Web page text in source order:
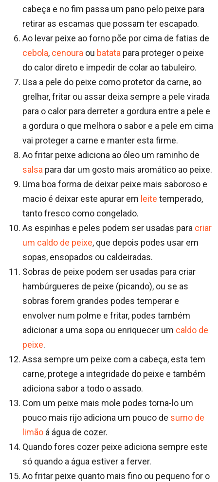
cabeça e no fim passa um pano pelo peixe para
retirar as escamas que possam ter escapado.
Ao levar peixe ao forno põe por cima de fatias de
cebola, cenoura ou batata para proteger o peixe
do calor direto e impedir de colar ao tabuleiro.
Usa a pele do peixe como protetor da carne, ao
grelhar, fritar ou assar deixa sempre a pele virada
para o calor para derreter a gordura entre a pele e
a gordura o que melhora o sabor e a pele em cima
vai proteger a carne e manter esta firme.
Ao fritar peixe adiciona ao óleo um raminho de
salsa para dar um gosto mais aromático ao peixe.
Uma boa forma de deixar peixe mais saboroso e
macio é deixar este apurar em leite temperado,
tanto fresco como congelado.
As espinhas e peles podem ser usadas para criar
um caldo de peixe, que depois podes usar em
sopas, ensopados ou caldeiradas.
Sobras de peixe podem ser usadas para criar
hambúrgueres de peixe (picando), ou se as
sobras forem grandes podes temperar e
envolver num polme e fritar, podes também
adicionar a uma sopa ou enriquecer um caldo de
peixe.
Assa sempre um peixe com a cabeça, esta tem
carne, protege a integridade do peixe e também
adiciona sabor a todo o assado.
Com um peixe mais mole podes torna-lo um
pouco mais rijo adiciona um pouco de sumo de
limão á água de cozer.
Quando fores cozer peixe adiciona sempre este
só quando a água estiver a ferver.
Ao fritar peixe quanto mais fino ou pequeno for o